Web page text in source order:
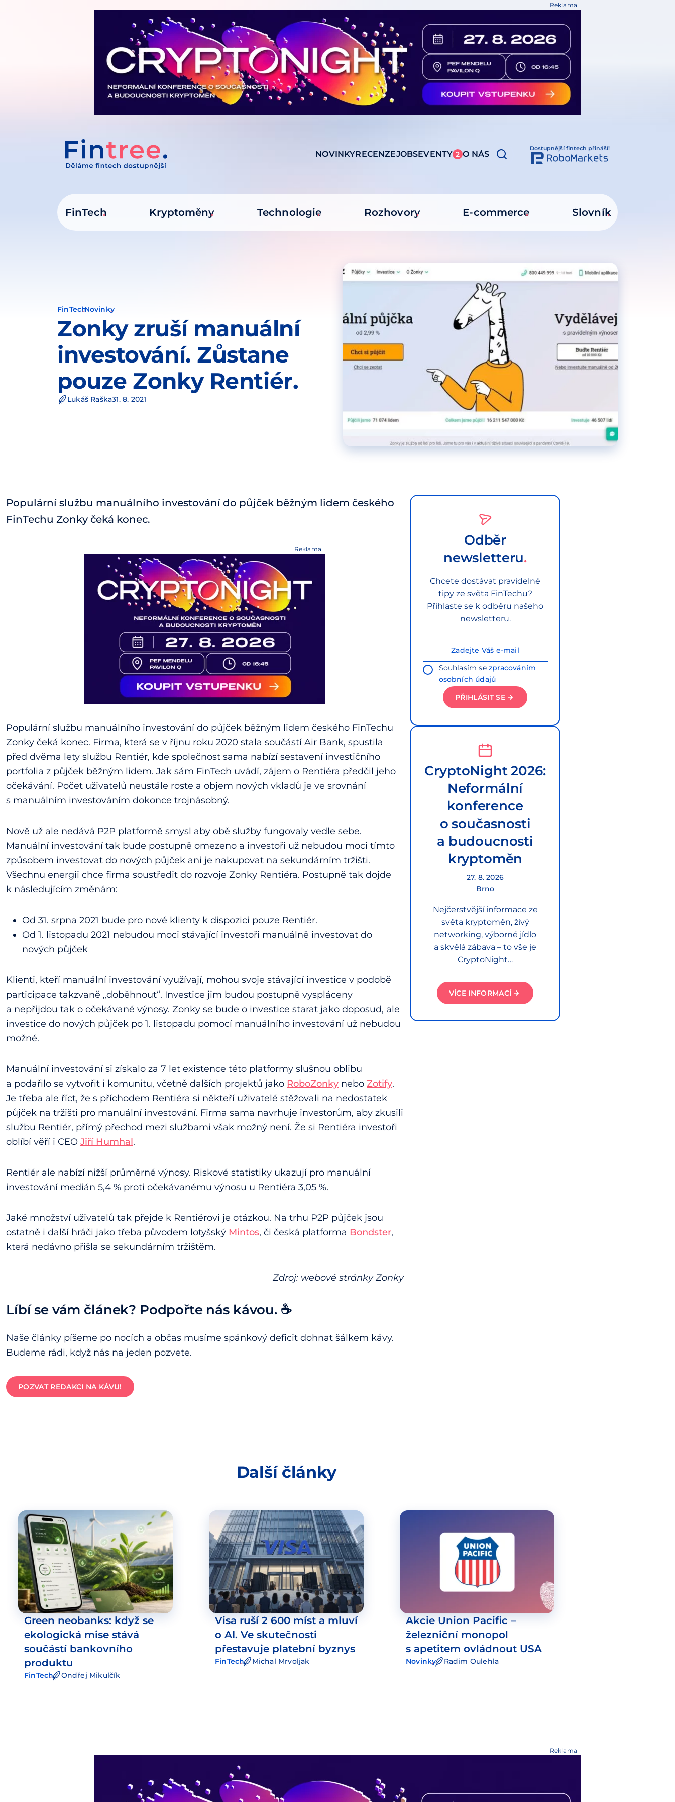
Reklama
NOVINKYRECENZEJOBSEVENTY 2 O NÁS
Dostupnější fintech přináší!
FinTech Kryptoměny Technologie Rozhovory E-commerce Slovník
FinTechNovinky
Zonky zruší manuální
investování. Zůstane
pouze Zonky Rentiér.
Lukáš Raška31. 8. 2021
Populární službu manuálního investování do půjček běžným lidem českého
FinTechu Zonky čeká konec.
Reklama
Populární službu manuálního investování do půjček běžným lidem českého FinTechu
Zonky čeká konec. Firma, která se v říjnu roku 2020 stala součástí Air Bank, spustila
před dvěma lety službu Rentiér, kde společnost sama nabízí sestavení investičního
portfolia z půjček běžným lidem. Jak sám FinTech uvádí, zájem o Rentiéra předčil jeho
očekávání. Počet uživatelů neustále roste a objem nových vkladů je ve srovnání
s manuálním investováním dokonce trojnásobný.
Nově už ale nedává P2P platformě smysl aby obě služby fungovaly vedle sebe.
Manuální investování tak bude postupně omezeno a investoři už nebudou moci tímto
způsobem investovat do nových půjček ani je nakupovat na sekundárním tržišti.
Všechnu energii chce firma soustředit do rozvoje Zonky Rentiéra. Postupně tak dojde
k následujícím změnám:
Od 31. srpna 2021 bude pro nové klienty k dispozici pouze Rentiér.
Od 1. listopadu 2021 nebudou moci stávající investoři manuálně investovat do
nových půjček
Klienti, kteří manuální investování využívají, mohou svoje stávající investice v podobě
participace takzvaně „doběhnout“. Investice jim budou postupně vyspláceny
a nepřijdou tak o očekávané výnosy. Zonky se bude o investice starat jako doposud, ale
investice do nových půjček po 1. listopadu pomocí manuálního investování už nebudou
možné.
Manuální investování si získalo za 7 let existence této platformy slušnou oblibu
a podařilo se vytvořit i komunitu, včetně dalších projektů jako RoboZonky nebo Zotify.
Je třeba ale říct, že s příchodem Rentiéra si někteří uživatelé stěžovali na nedostatek
půjček na tržišti pro manuální investování. Firma sama navrhuje investorům, aby zkusili
službu Rentiér, přímý přechod mezi službami však možný není. Že si Rentiéra investoři
oblíbí věří i CEO Jiří Humhal.
Rentiér ale nabízí nižší průměrné výnosy. Riskové statistiky ukazují pro manuální
investování medián 5,4 % proti očekávanému výnosu u Rentiéra 3,05 %.
Jaké množství uživatelů tak přejde k Rentiérovi je otázkou. Na trhu P2P půjček jsou
ostatně i další hráči jako třeba původem lotyšský Mintos, či česká platforma Bondster,
která nedávno přišla se sekundárním tržištěm.
Zdroj: webové stránky Zonky
Líbí se vám článek? Podpořte nás kávou. ☕
Naše články píšeme po nocích a občas musíme spánkový deficit dohnat šálkem kávy.
Budeme rádi, když nás na jeden pozvete.
POZVAT REDAKCI NA KÁVU!
Odběr
newsletteru
Chcete dostávat pravidelné
tipy ze světa FinTechu?
Přihlaste se k odběru našeho
newsletteru.
Souhlasím sezpracováním
osobních údajů
PŘIHLÁSIT SE
CryptoNight 2026:
Neformální
konference
o současnosti
a budoucnosti
kryptoměn
27. 8. 2026
Brno
Nejčerstvější informace ze
světa kryptoměn, živý
networking, výborné jídlo
a skvělá zábava – to vše je
CryptoNight…
VÍCE INFORMACÍ
Další články
Green neobanks: když se
ekologická mise stává
součástí bankovního
produktu
FinTech Ondřej Mikulčík
Visa ruší 2 600 míst a mluví
o AI. Ve skutečnosti
přestavuje platební byznys
FinTech Michal Mrvoljak
Akcie Union Pacific –
železniční monopol
s apetitem ovládnout USA
Novinky Radim Oulehla
Reklama